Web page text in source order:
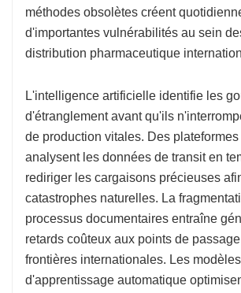
méthodes obsolètes créent
d'importantes vulnérabilités au sein
distribution pharmaceutique
L'intelligence artificielle identifie les
d'étranglement avant qu'ils
de production vitales. Des
analysent les données de transit en
rediriger les cargaisons précieuses
catastrophes naturelles. La
processus documentaires entraîne
retards coûteux aux points de
frontières internationales. Les modèles
d'apprentissage automatique